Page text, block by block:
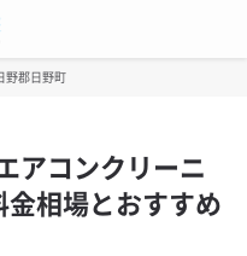
野郡日野町
アコンクリーニ
相場とおすすめ